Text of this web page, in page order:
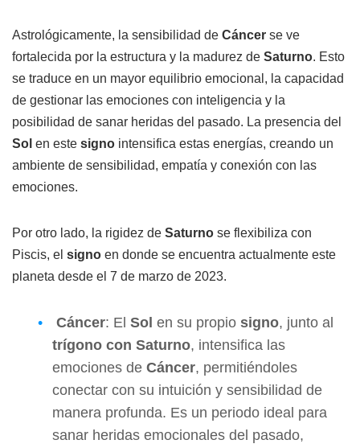
Astrológicamente, la sensibilidad de Cáncer se ve
fortalecida por la estructura y la madurez de Saturno. Esto
se traduce en un mayor equilibrio emocional, la capacidad
de gestionar las emociones con inteligencia y la
posibilidad de sanar heridas del pasado. La presencia del
Sol en este signo intensifica estas energías, creando un
ambiente de sensibilidad, empatía y conexión con las
emociones.
Por otro lado, la rigidez de Saturno se flexibiliza con
Piscis, el signo en donde se encuentra actualmente este
planeta desde el 7 de marzo de 2023.
Cáncer: El Sol en su propio signo, junto al
trígono con Saturno, intensifica las
emociones de Cáncer, permitiéndoles
conectar con su intuición y sensibilidad de
manera profunda. Es un periodo ideal para
sanar heridas emocionales del pasado,